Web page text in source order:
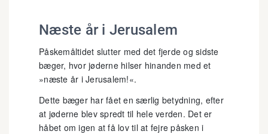
Næste år i Jerusalem
Påskemåltidet slutter med det fjerde og sidste
bæger, hvor jøderne hilser hinanden med et
»næste år i Jerusalem!«.
Dette bæger har fået en særlig betydning, efter
at jøderne blev spredt til hele verden. Det er
håbet om igen at få lov til at fejre påsken i